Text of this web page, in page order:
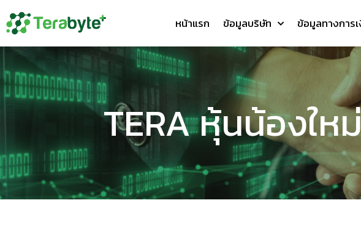
หน้าแรก ข้อมูลบริษัท ข้อมูลทางการ
TERA หุ้นน้องใ